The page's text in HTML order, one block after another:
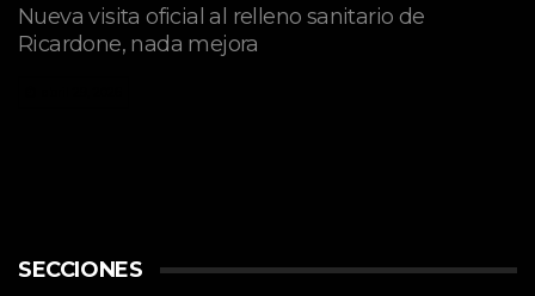
Nueva visita oficial al relleno sanitario de
Ricardone, nada mejora
SECCIONES